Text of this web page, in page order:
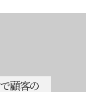
で顧客の